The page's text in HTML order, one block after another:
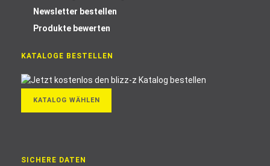
Newsletter bestellen
Produkte bewerten
KATALOGE BESTELLEN
KATALOG WÄHLEN
SICHERE DATEN